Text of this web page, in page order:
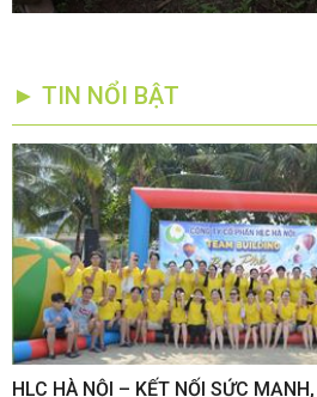
► TIN NỔI BẬT
HLC HÀ NỘI – KẾT NỐI SỨC